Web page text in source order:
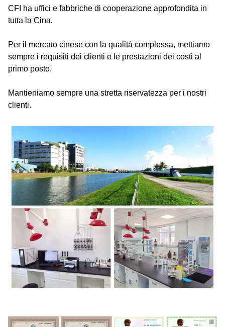
CFI ha uffici e fabbriche di cooperazione approfondita in
tutta la Cina.
Per il mercato cinese con la qualità complessa, mettiamo
sempre i requisiti dei clienti e le prestazioni dei costi al
primo posto.
Mantieniamo sempre una stretta riservatezza per i nostri
clienti.